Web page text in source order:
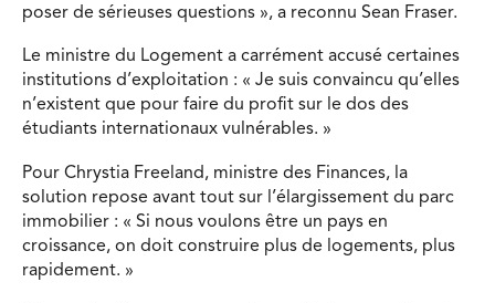
poser de sérieuses questions », a reconnu Sean Fraser.
Le ministre du Logement a carrément accusé certaines
institutions d’exploitation : « Je suis convaincu qu’elles
n’existent que pour faire du profit sur le dos des
étudiants internationaux vulnérables. »
Pour Chrystia Freeland, ministre des Finances, la
solution repose avant tout sur l’élargissement du parc
immobilier : « Si nous voulons être un pays en
croissance, on doit construire plus de logements, plus
rapidement. »